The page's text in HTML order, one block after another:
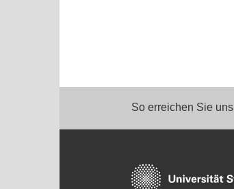
So erreichen Sie uns